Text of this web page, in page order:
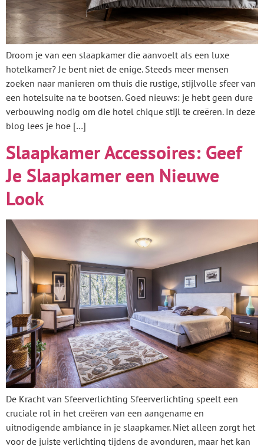
Droom je van een slaapkamer die aanvoelt als een luxe
hotelkamer? Je bent niet de enige. Steeds meer mensen
zoeken naar manieren om thuis die rustige, stijlvolle sfeer van
een hotelsuite na te bootsen. Goed nieuws: je hebt geen dure
verbouwing nodig om die hotel chique stijl te creëren. In deze
blog lees je hoe […]
Slaapkamer Accessoires: Geef
Je Slaapkamer een Nieuwe
Look
De Kracht van Sfeerverlichting Sfeerverlichting speelt een
cruciale rol in het creëren van een aangename en
uitnodigende ambiance in je slaapkamer. Niet alleen zorgt het
voor de juiste verlichting tijdens de avonduren, maar het kan